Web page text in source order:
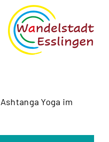
Ashtanga Yoga im